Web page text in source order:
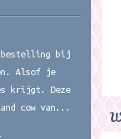
bestelling bij
Alsof je
krijgt. Deze
cow van...